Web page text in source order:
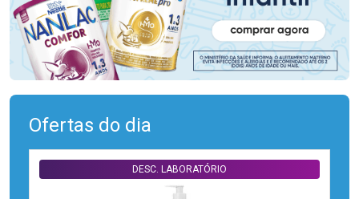
Ofertas do dia
DESC. LABORATÓRIO